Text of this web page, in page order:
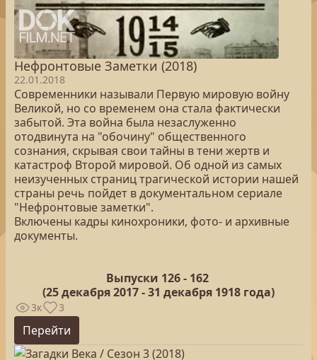
Нефронтовые Заметки (2018)
22.01.2018
Современники называли Первую мировую войну
Великой, но со временем она стала фактически
забытой. Эта война была незаслуженно
отодвинута на "обочину" общественного
сознания, скрывая свои тайны в тени жертв и
катастроф Второй мировой. Об одной из самых
неизученных страниц трагической истории нашей
страны речь пойдет в документальном сериале
"Нефронтовые заметки".
Включены кадры кинохроники, фото- и архивные
документы.
Выпуски 126 - 162
(25декабря 2017 - 31 декабря 1918 года)
3к 3
Перейти